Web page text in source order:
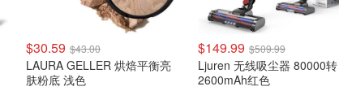
$30.59 $43.00
LAURA GELLER 烘焙平衡亮
肤粉底 浅色
$149.99 $509.99
Ljuren 无线吸尘器 80000转
2600mAh红色